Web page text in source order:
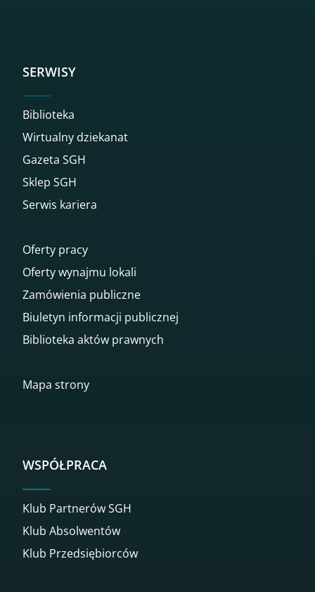
SERWISY
Biblioteka
Wirtualny dziekanat
Gazeta SGH
Sklep SGH
Serwis kariera
Oferty pracy
Oferty wynajmu lokali
Zamówienia publiczne
Biuletyn informacji publicznej
Biblioteka aktów prawnych
Mapa strony
WSPÓŁPRACA
Klub Partnerów SGH
Klub Absolwentów
Klub Przedsiębiorców